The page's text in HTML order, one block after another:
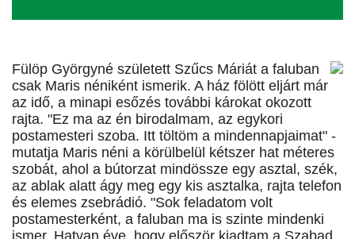
Fülöp Györgyné született Szűcs Máriát a faluban
csak Maris néniként ismerik. A ház fölött eljárt már
az idő, a minapi esőzés további károkat okozott
rajta. "Ez ma az én birodalmam, az egykori
postamesteri szoba. Itt töltöm a mindennapjaimat" -
mutatja Maris néni a körülbelül kétszer hat méteres
szobát, ahol a bútorzat mindössze egy asztal, szék,
az ablak alatt ágy meg egy kis asztalka, rajta telefon
és elemes zsebrádió. "Sok feladatom volt
postamesterként, a faluban ma is szinte mindenki